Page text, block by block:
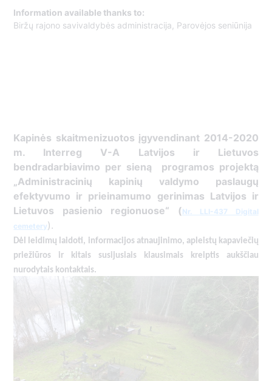
Information available thanks to:
Biržų rajono savivaldybės administracija, Parovėjos seniūnija
Kapinės skaitmenizuotos įgyvendinant 2014-2020
m. Interreg V-A Latvijos ir Lietuvos
bendradarbiavimo per sieną programos projektą
„Administracinių kapinių valdymo paslaugų
efektyvumo ir prieinamumo gerinimas Latvijos ir
Lietuvos pasienio regionuose“ (Nr. LLI-437 Digital
cemetery).
Dėl leidimų laidoti, ​informacijos atnaujinimo, apleistų kapaviečių
priežiūros ir kitais susijusiais klausimais kreiptis ​aukščiau
nurodytais kontaktais.